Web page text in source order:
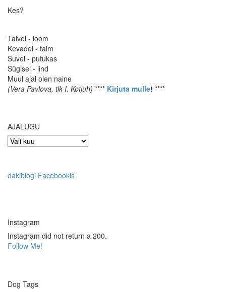
Kes?
Talvel - loom
Kevadel - taim
Suvel - putukas
Sügisel - lind
Muul ajal olen naine
(Vera Pavlova, tlk I. Kotjuh) **** Kirjuta mulle! ****
AJALUGU
AJALUGU
dakiblogi Facebookis
Instagram
Instagram did not return a 200.
Follow Me!
Dog Tags